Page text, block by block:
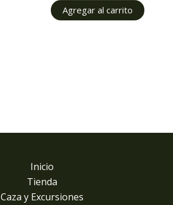
Agregar al carrito
Inicio
Tienda
Caza y Excursiones